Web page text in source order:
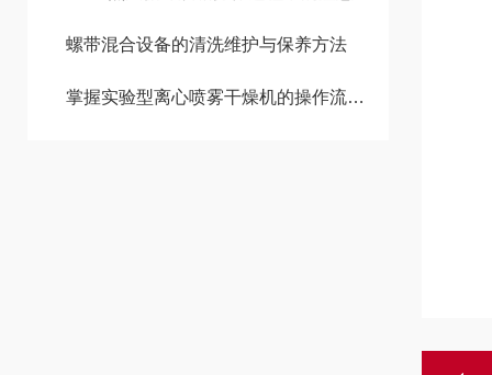
螺带混合设备的清洗维护与保养方法
掌握实验型离心喷雾干燥机的操作流程，提升实验效率